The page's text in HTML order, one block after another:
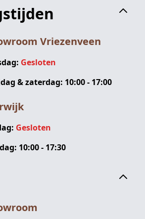
Vriezenveen
Gesloten
& zaterdag: 10:00 - 17:00
Gesloten
10:00 - 17:30